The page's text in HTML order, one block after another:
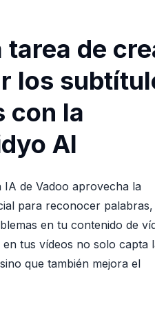
de
los
con la
AI
de Vadoo aprovecha la
para reconocer
en tu contenido de
tus vídeos no solo capta
que también mejora el